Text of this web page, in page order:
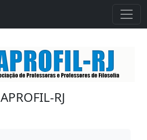
APROFIL-RJ